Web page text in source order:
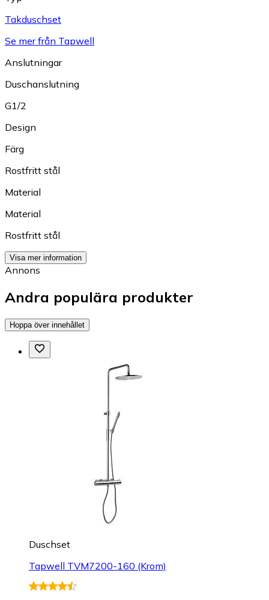
Takduschset
Se mer från Tapwell
Anslutningar
Duschanslutning
G1/2
Design
Färg
Rostfritt stål
Material
Material
Rostfritt stål
Visa mer information
Annons
Andra populära produkter
Hoppa över innehållet
Duschset
Tapwell TVM7200-160 (Krom)